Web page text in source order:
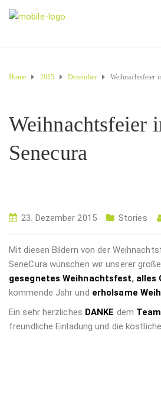
Home 2015 Dezember Weihnachtsfeier
Weihnachtsfeier
Senecura
23. Dezember 2015 Stories
Mit diesen Bildern von der
SeneCura wünschen wir unserer
gesegnetes Weihnachtsfest, alles
kommende Jahr und erholsame
Ein sehr herzliches DANKE dem
freundliche Einladung und die